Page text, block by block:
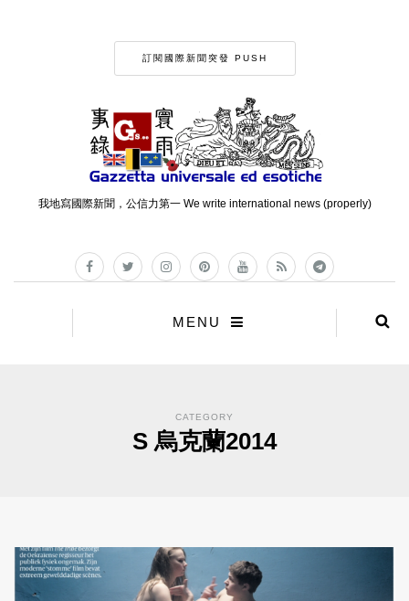
訂閱國際新聞突發 PUSH
我地寫國際新聞，公信力第一 We write international news (properly)
MENU
CATEGORY
S 烏克蘭2014